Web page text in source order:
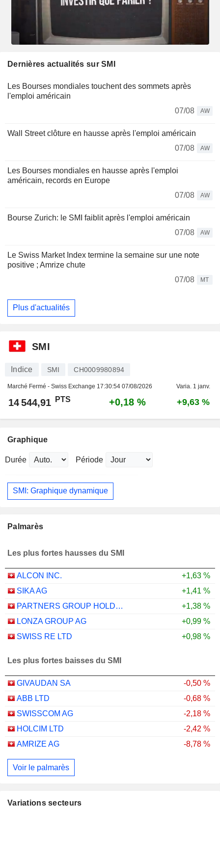
Dernières actualités sur SMI
Les Bourses mondiales touchent des sommets après
l'emploi américain
07/08
AW
Wall Street clôture en hausse après l'emploi américain
07/08
AW
Les Bourses mondiales en hausse après l'emploi
américain, records en Europe
07/08
AW
Bourse Zurich: le SMI faiblit après l'emploi américain
07/08
AW
Le Swiss Market Index termine la semaine sur une note
positive ; Amrize chute
07/08
MT
Plus d'actualités
SMI
Indice SMI CH0009980894
Marché Fermé - Swiss Exchange 17:30:54 07/08/2026 Varia. 1 janv.
14 544,91 PTS +0,18 % +9,63 %
Graphique
Durée Période
SMI: Graphique dynamique
Palmarès
Les plus fortes hausses du SMI
ALCON INC.
+1,63 %
SIKA AG
+1,41 %
PARTNERS GROUP HOLDING AG
+1,38 %
LONZA GROUP AG
+0,99 %
SWISS RE LTD
+0,98 %
Les plus fortes baisses du SMI
GIVAUDAN SA
-0,50 %
ABB LTD
-0,68 %
SWISSCOM AG
-2,18 %
HOLCIM LTD
-2,42 %
AMRIZE AG
-8,78 %
Voir le palmarès
Variations secteurs